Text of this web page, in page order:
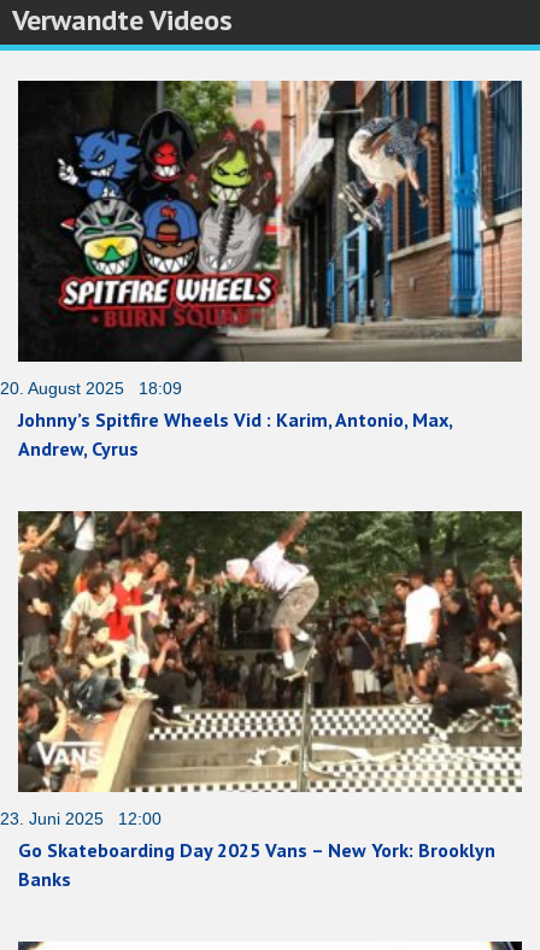
Verwandte Videos
20. August 2025 18:09
Johnny’s Spitfire Wheels Vid : Karim, Antonio, Max,
Andrew, Cyrus
23. Juni 2025 12:00
Go Skateboarding Day 2025 Vans – New York: Brooklyn
Banks